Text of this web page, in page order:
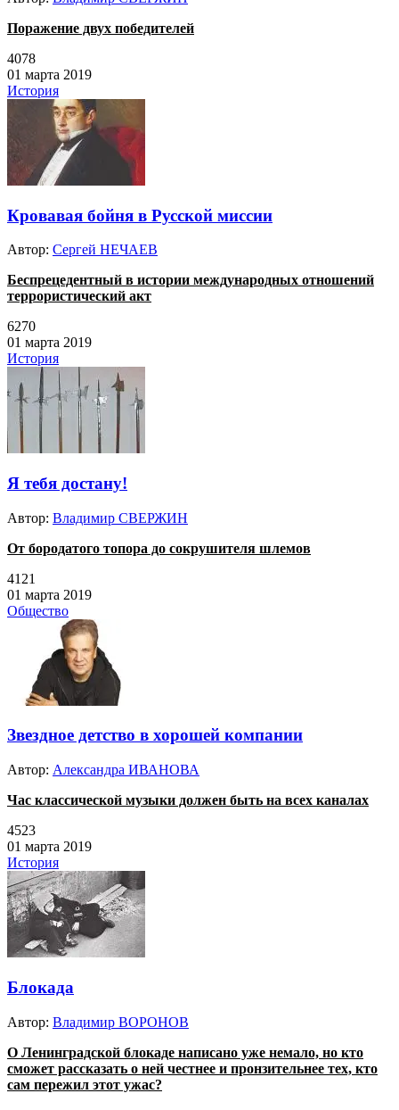
Поражение двух победителей
4078
01 марта 2019
История
Кровавая бойня в Русской миссии
Автор: Сергей НЕЧАЕВ
Беспрецедентный в истории международных отношений
террористический акт
6270
01 марта 2019
История
Я тебя достану!
Автор: Владимир СВЕРЖИН
От бородатого топора до сокрушителя шлемов
4121
01 марта 2019
Общество
Звездное детство в хорошей компании
Автор: Александра ИВАНОВА
Час классической музыки должен быть на всех каналах
4523
01 марта 2019
История
Блокада
Автор: Владимир ВОРОНОВ
О Ленинградской блокаде написано уже немало, но кто
сможет рассказать о ней честнее и пронзительнее тех, кто
сам пережил этот ужас?